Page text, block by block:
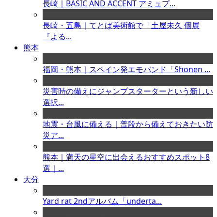
長崎｜BASIC AND ACCENT アミュプ...
長崎・五島｜てとば美術館で「土屋未久 個展
『よる...
熊本
福岡・熊本｜スペイン発エモバンド「Shonen ...
災害時の備えにジャンプスターターという新しい
選択...
地震・台風に備える｜普段から備えておきたい防
災ア...
熊本｜満天の星空に出会えるおすすめスポット8
選｜...
大分
Yard rat 2ndアルバム「underta...